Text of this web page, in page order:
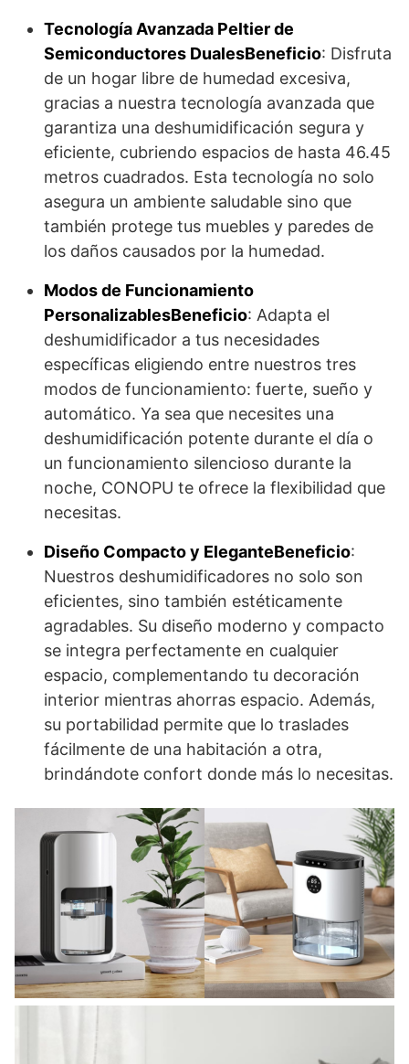
Tecnología Avanzada Peltier de
Semiconductores DualesBeneficio: Disfruta
de un hogar libre de humedad excesiva,
gracias a nuestra tecnología avanzada que
garantiza una deshumidificación segura y
eficiente, cubriendo espacios de hasta 46.45
metros cuadrados. Esta tecnología no solo
asegura un ambiente saludable sino que
también protege tus muebles y paredes de
los daños causados por la humedad.
Modos de Funcionamiento
PersonalizablesBeneficio: Adapta el
deshumidificador a tus necesidades
específicas eligiendo entre nuestros tres
modos de funcionamiento: fuerte, sueño y
automático. Ya sea que necesites una
deshumidificación potente durante el día o
un funcionamiento silencioso durante la
noche, CONOPU te ofrece la flexibilidad que
necesitas.
Diseño Compacto y EleganteBeneficio:
Nuestros deshumidificadores no solo son
eficientes, sino también estéticamente
agradables. Su diseño moderno y compacto
se integra perfectamente en cualquier
espacio, complementando tu decoración
interior mientras ahorras espacio. Además,
su portabilidad permite que lo traslades
fácilmente de una habitación a otra,
brindándote confort donde más lo necesitas.